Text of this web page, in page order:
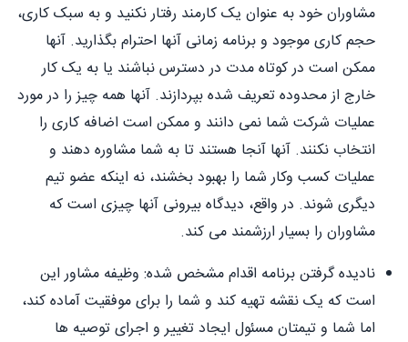
مشاوران خود به عنوان یک کارمند رفتار نکنید و به سبک کاری،
حجم کاری موجود و برنامه زمانی آنها احترام بگذارید. آنها
ممکن است در کوتاه مدت در دسترس نباشند یا به یک کار
خارج از محدوده تعریف شده بپردازند. آنها همه چیز را در مورد
عملیات شرکت شما نمی دانند و ممکن است اضافه کاری را
انتخاب نکنند. آنها آنجا هستند تا به شما مشاوره دهند و
عملیات کسب وکار شما را بهبود بخشند، نه اینکه عضو تیم
دیگری شوند. در واقع، دیدگاه بیرونی آنها چیزی است که
مشاوران را بسیار ارزشمند می کند.
نادیده گرفتن برنامه اقدام مشخص شده: وظیفه مشاور این
است که یک نقشه تهیه کند و شما را برای موفقیت آماده کند،
اما شما و تیمتان مسئول ایجاد تغییر و اجرای توصیه ها